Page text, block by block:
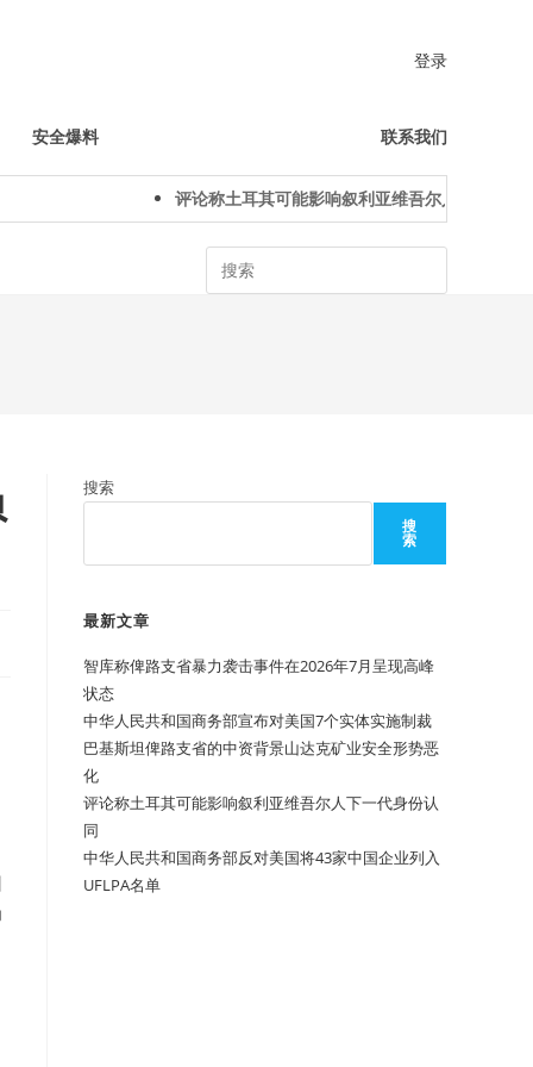
登录
安全爆料 联系我们
评论称土耳其可能影响叙利亚维吾尔人下一代身份认
Search
搜索
搜
索
最新文章
智库称俾路支省暴力袭击事件在2026年7月呈现高峰
状态
中华人民共和国商务部宣布对美国7个实体实施制裁
巴基斯坦俾路支省的中资背景山达克矿业安全形势恶
化
评论称土耳其可能影响叙利亚维吾尔人下一代身份认
同
中华人民共和国商务部反对美国将43家中国企业列入
UFLPA名单